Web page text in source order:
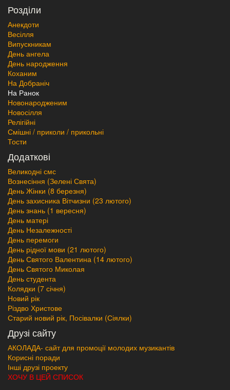
Розділи
Анекдоти
Весілля
Випускникам
День ангела
День народження
Коханим
На Добраніч
На Ранок
Новонародженим
Новосілля
Релігійні
Смішні / приколи / прикольні
Тости
Додаткові
Великодні смс
Вознесіння (Зелені Свята)
День Жінки (8 березня)
День захисника Вітчизни (23 лютого)
День знань (1 вересня)
День матері
День Незалежності
День перемоги
День рідної мови (21 лютого)
День Святого Валентина (14 лютого)
День Святого Миколая
День студента
Колядки (7 січня)
Новий рік
Різдво Христове
Старий новий рік, Посівалки (Сіялки)
Друзі сайту
АКОЛАДА- сайт для промоції молодих музикантів
Корисні поради
Інші друзі проекту
ХОЧУ В ЦЕЙ СПИСОК